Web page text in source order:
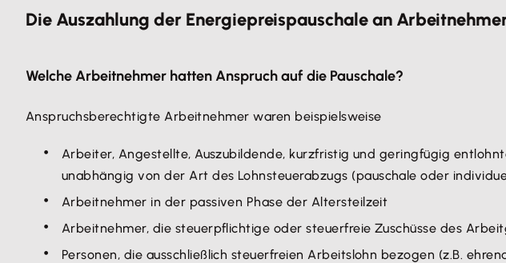
Die Auszahlung der Energiepreispauschale an
Welche Arbeitnehmer hatten Anspruch auf die Pauschale?
Anspruchsberechtigte Arbeitnehmer waren beispielsweise
Arbeiter, Angestellte, Auszubildende, kurzfristig und geringfügig
unabhängig von der Art des Lohnsteuerabzugs (pauschale oder
Arbeitnehmer in der passiven Phase der Altersteilzeit
Arbeitnehmer, die steuerpflichtige oder steuerfreie Zuschüsse des
Personen, die ausschließlich steuerfreien Arbeitslohn bezogen (z.B.